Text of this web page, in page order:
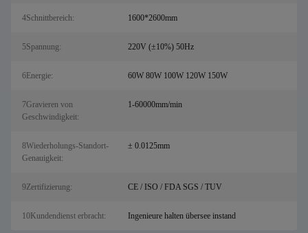
4Schnittbereich: 1600*2600mm
5Spannung: 220V (±10%) 50Hz
6Energie: 60W 80W 100W 120W 150W
7Gravieren von
Geschwindigkeit:
1-60000mm/min
8Wiederholungs-Standort-
Genauigkeit:
± 0.0125mm
9Zertifizierung: CE / ISO / FDA SGS / TUV
10Kundendienst erbracht: Ingenieure halten übersee instand